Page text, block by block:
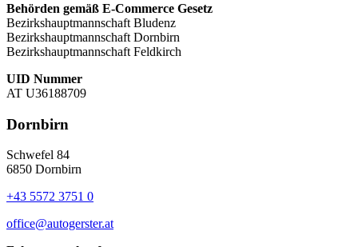
Behörden gemäß E-Commerce Gesetz
Bezirkshauptmannschaft Bludenz
Bezirkshauptmannschaft Dornbirn
Bezirkshauptmannschaft Feldkirch
UID Nummer
AT U36188709
Dornbirn
Schwefel 84
6850 Dornbirn
+43 5572 3751 0
office@autogerster.at